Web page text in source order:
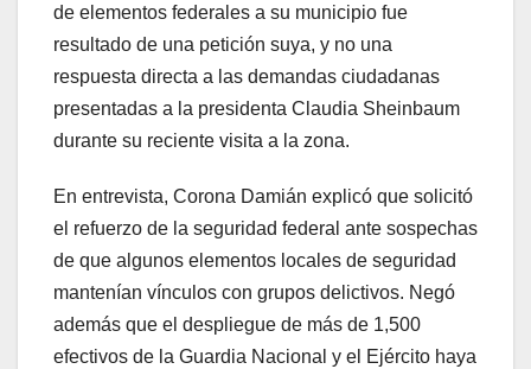
de elementos federales a su municipio fue
resultado de una petición suya, y no una
respuesta directa a las demandas ciudadanas
presentadas a la presidenta Claudia Sheinbaum
durante su reciente visita a la zona.
En entrevista, Corona Damián explicó que solicitó
el refuerzo de la seguridad federal ante sospechas
de que algunos elementos locales de seguridad
mantenían vínculos con grupos delictivos. Negó
además que el despliegue de más de 1,500
efectivos de la Guardia Nacional y el Ejército haya